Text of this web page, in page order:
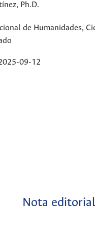
Ph.D.
de Humanidades,
09-12
Nota editorial